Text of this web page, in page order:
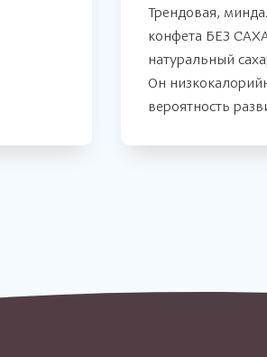
Трендовая,
конфета БЕЗ
натуральный
Он
вероятность